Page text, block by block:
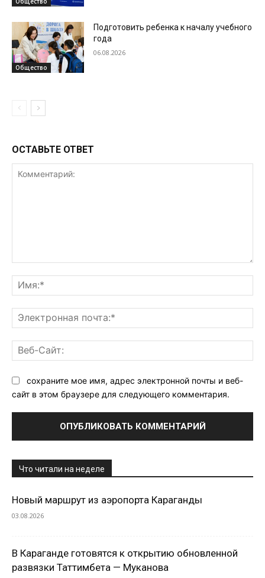
Общество
Подготовить ребенка к началу учебного
года
06.08.2026
ОСТАВЬТЕ ОТВЕТ
сохраните мое имя, адрес электронной почты и веб-
сайт в этом браузере для следующего комментария.
Что читали на неделе
Новый маршрут из аэропорта Караганды
03.08.2026
В Караганде готовятся к открытию обновленной
развязки Таттимбета — Муканова